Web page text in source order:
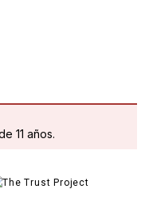
11 años.